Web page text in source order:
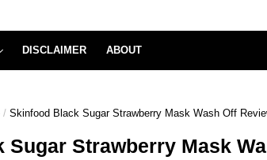
DISCLAIMER ABOUT
/ Skinfood Black Sugar Strawberry Mask Wash Off
Sugar Strawberry Mask